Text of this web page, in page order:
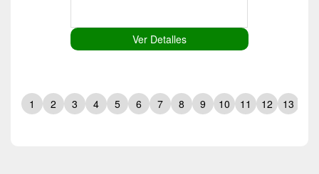
Ver Detalles
1 2 3 4 5 6 7 8 9 10 11 12 13